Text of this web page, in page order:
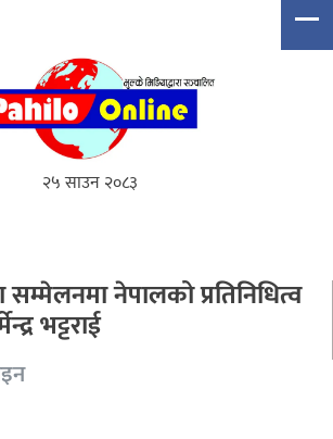
२५ साउन २०८३
सम्मेलनमा नेपालको प्रतिनिधित्व
भट्टराई